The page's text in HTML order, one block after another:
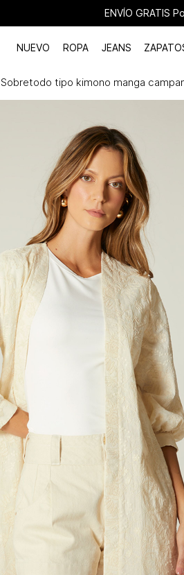
ENVÍO GRATIS
NUEVO ROPA JEANS
Sobretodo tipo kimono manga